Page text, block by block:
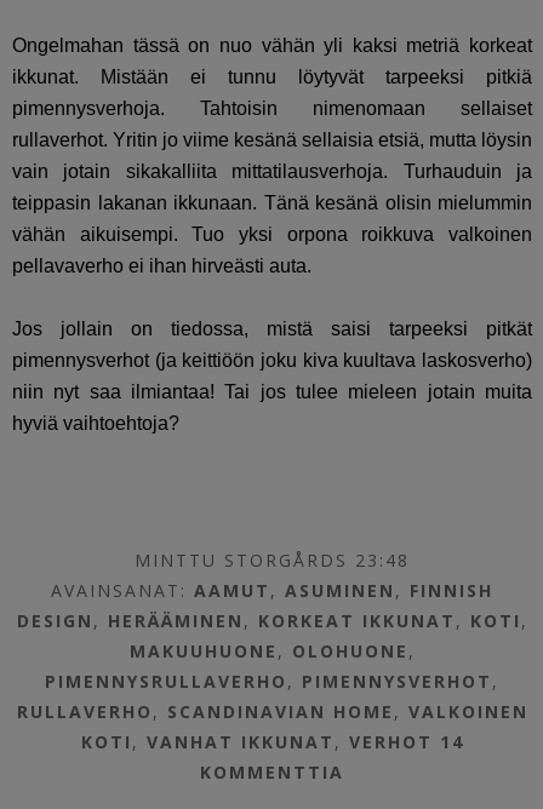
Ongelmahan tässä on nuo vähän yli kaksi metriä korkeat
ikkunat. Mistään ei tunnu löytyvät tarpeeksi pitkiä
pimennysverhoja. Tahtoisin nimenomaan sellaiset
rullaverhot. Yritin jo viime kesänä sellaisia etsiä, mutta löysin
vain jotain sikakalliita mittatilausverhoja. Turhauduin ja
teippasin lakanan ikkunaan. Tänä kesänä olisin mielummin
vähän aikuisempi. Tuo yksi orpona roikkuva valkoinen
pellavaverho ei ihan hirveästi auta.
Jos jollain on tiedossa, mistä saisi tarpeeksi pitkät
pimennysverhot (ja keittiöön joku kiva kuultava laskosverho)
niin nyt saa ilmiantaa! Tai jos tulee mieleen jotain muita
hyviä vaihtoehtoja?
MINTTU STORGÅRDS 23:48
AVAINSANAT:AAMUT ,ASUMINEN , FINNISH
DESIGN , HERÄÄMINEN , KORKEAT IKKUNAT , KOTI ,
MAKUUHUONE , OLOHUONE ,
PIMENNYSRULLAVERHO , PIMENNYSVERHOT ,
RULLAVERHO , SCANDINAVIAN HOME , VALKOINEN
KOTI , VANHAT IKKUNAT , VERHOT 14
KOMMENTTIA